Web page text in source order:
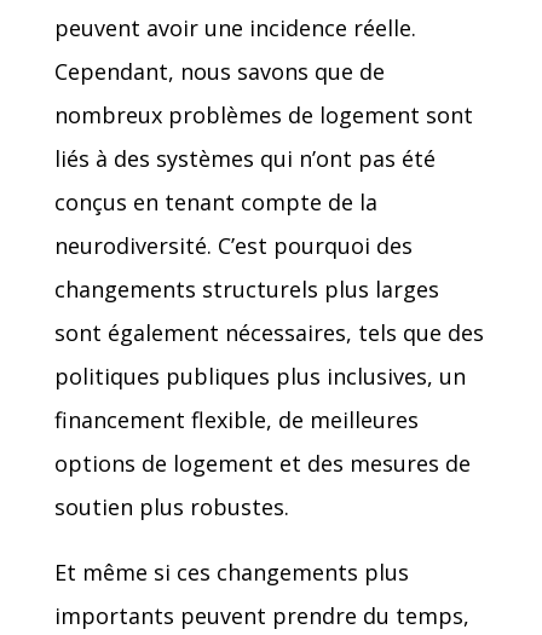
peuvent avoir une incidence réelle.
Cependant, nous savons que de
nombreux problèmes de logement sont
liés à des systèmes qui n’ont pas été
conçus en tenant compte de la
neurodiversité. C’est pourquoi des
changements structurels plus larges
sont également nécessaires, tels que des
politiques publiques plus inclusives, un
financement flexible, de meilleures
options de logement et des mesures de
soutien plus robustes.
Et même si ces changements plus
importants peuvent prendre du temps,